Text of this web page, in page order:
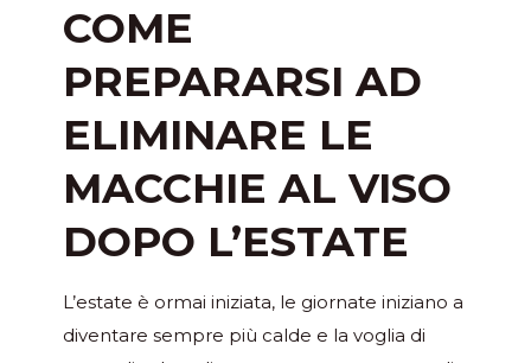
COME
PREPARARSI AD
ELIMINARE LE
MACCHIE AL VISO
DOPO L’ESTATE
L’estate è ormai iniziata, le giornate iniziano a
diventare sempre più calde e la voglia di